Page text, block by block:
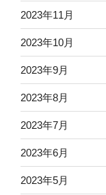
2023年11月
2023年10月
2023年9月
2023年8月
2023年7月
2023年6月
2023年5月